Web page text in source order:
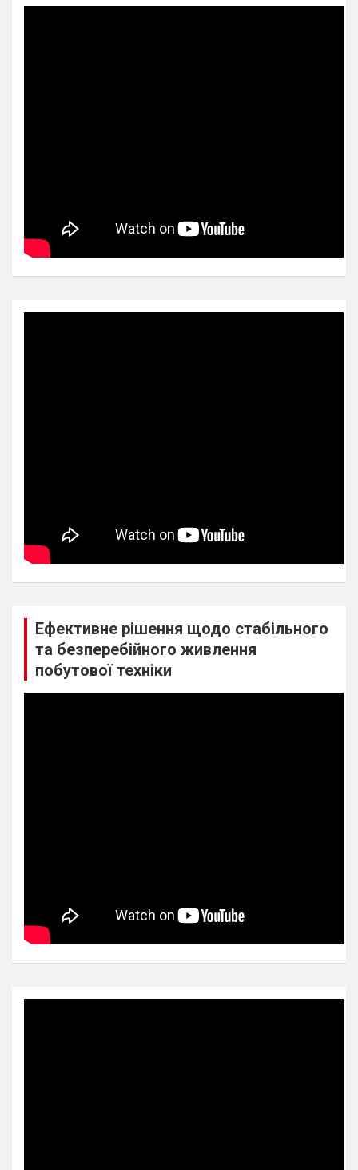
Ефективне рішення щодо стабільного
та безперебійного живлення
побутової техніки